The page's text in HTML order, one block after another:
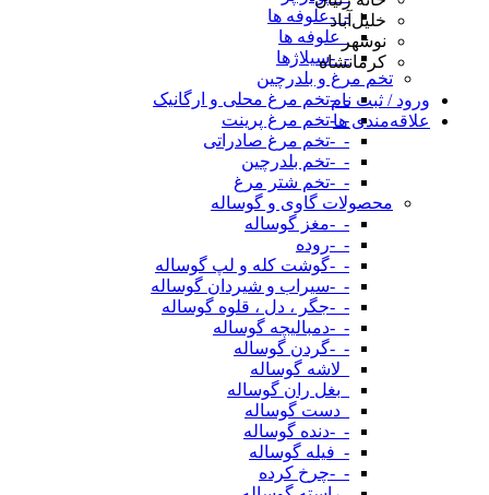
-_-علوفه ها
_علوفه ها
-_-سیلاژها
تخم مرغ و بلدرچین
-_-تخم مرغ محلی و ارگانیک
-_-تخم مرغ پرینت
-_-تخم مرغ صادراتی
-_-تخم بلدرچین
-_-تخم شتر مرغ
محصولات گاوی و گوساله
-_-مغز گوساله
-_-روده
-_-گوشت کله و لپ گوساله
-_-سیراب و شیردان گوساله
-_-جگر ، دل ، قلوه گوساله
-_-دمبالیچه گوساله
-_-گردن گوساله
_لاشه گوساله
_بغل ران گوساله
_دست گوساله
-_-دنده گوساله
-_فیله گوساله
-_-چرخ کرده
خلیل‌آباد
نوشهر
کرمانشاه
ورود / ثبت نام
علاقه‌مندی ها